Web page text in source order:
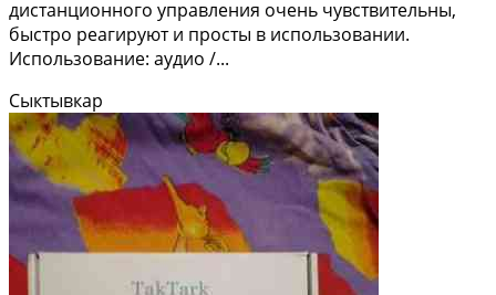
дистанционного управления очень чувствительны,
быстро реагируют и просты в использовании.
Использование: аудио /...
Сыктывкар